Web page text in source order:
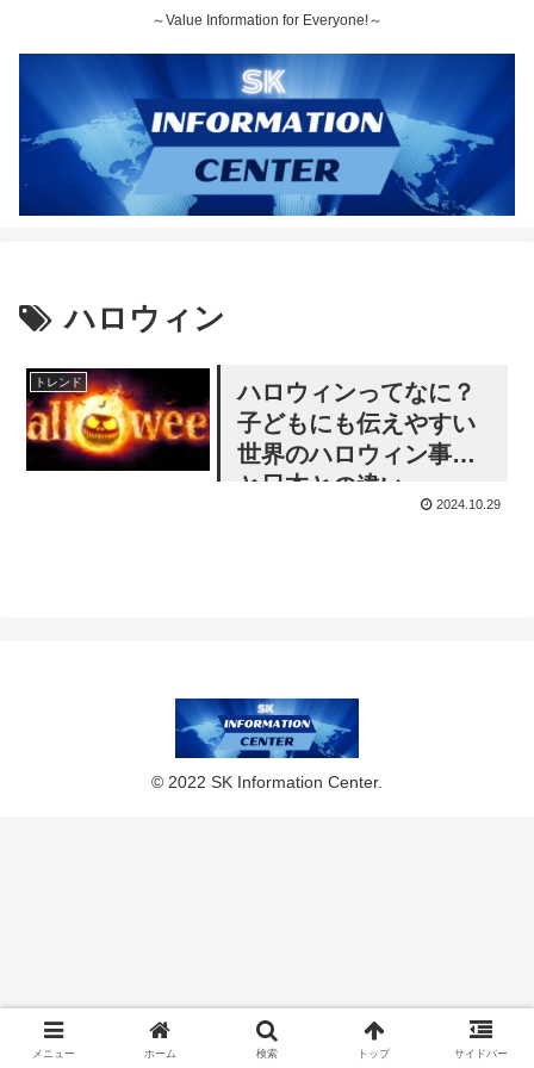
～Value Information for Everyone!～
ハロウィン
トレンド
ハロウィンってなに？
子どもにも伝えやすい
世界のハロウィン事情
と日本との違い
2024.10.29
© 2022 SK Information Center.
メニュー ホーム 検索 トップ サイドバー